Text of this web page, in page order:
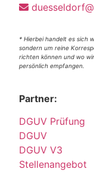
* Hierbei handelt es sich
sondern um reine
richten können und wo
persönlich empfangen.
Partner:
DGUV Prüfung
DGUV
DGUV V3
Stellenangebot